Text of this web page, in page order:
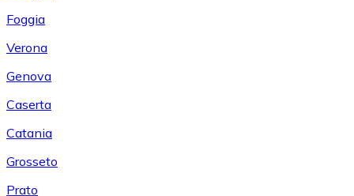
Foggia
Verona
Genova
Caserta
Catania
Grosseto
Prato